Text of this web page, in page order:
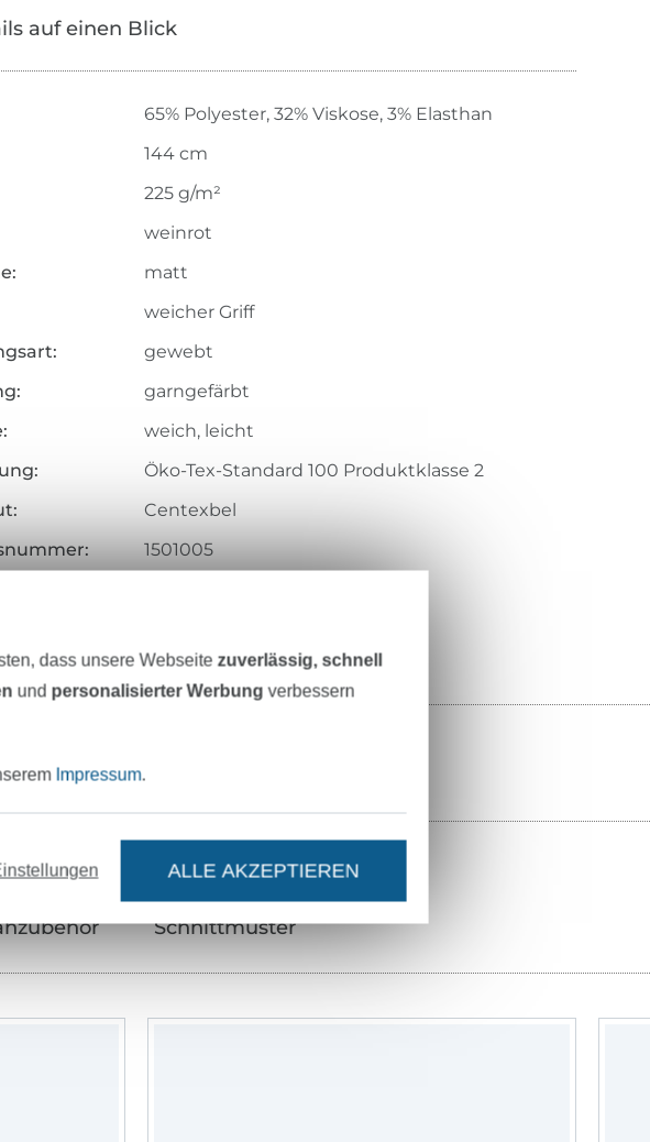
auf einen Blick
65% Polyester, 32% Viskose, 3% Elasthan
144 cm
225 g/m²
weinrot
matt
weicher Griff
gewebt
garngefärbt
weich, leicht
Öko-Tex-Standard 100 Produktklasse 2
Centexbel
1501005
dazu
Schnittmuster
dass unsere Webseitezuverlässig, schnell
und personalisierter Werbung verbessern
Impressum.
ALLE AKZEPTIEREN